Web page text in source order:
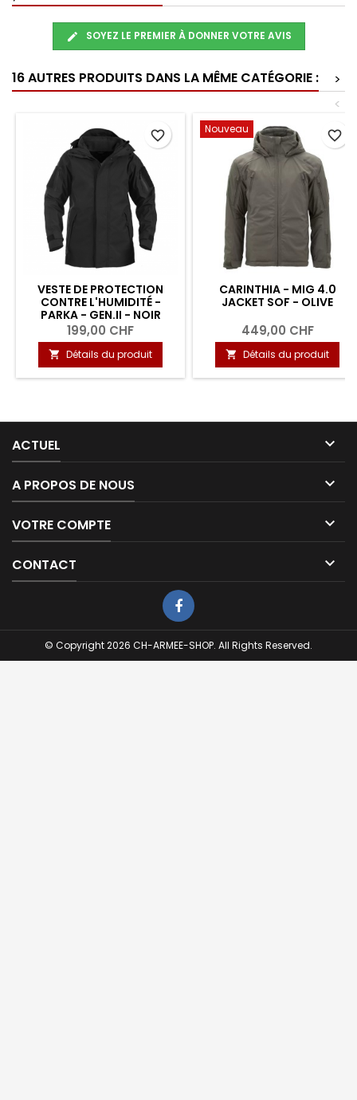
SOYEZ LE PREMIER À DONNER VOTRE AVIS
16 AUTRES PRODUITS DANS LA MÊME CATÉGORIE :
>
<
VESTE DE PROTECTION
CONTRE L'HUMIDITÉ -
PARKA - GEN.II - NOIR
199,00 CHF
 Détails du produit
favorite_border Nouveau
CARINTHIA - MIG 4.0
JACKET SOF - OLIVE
449,00 CHF
 Détails du produit
favorite_border
ACTUEL 
A PROPOS DE NOUS 
VOTRE COMPTE 
CONTACT 
© Copyright 2026 CH-ARMEE-SHOP. All Rights Reserved.